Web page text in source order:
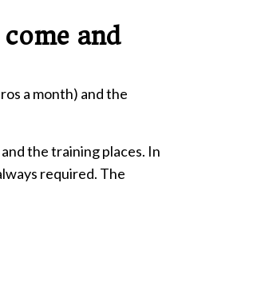
and
a month) and the
the training places. In
required. The